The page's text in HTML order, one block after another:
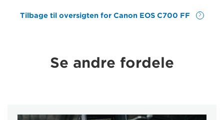
Tilbage til oversigten for Canon EOS C700 FF
Se andre fordele